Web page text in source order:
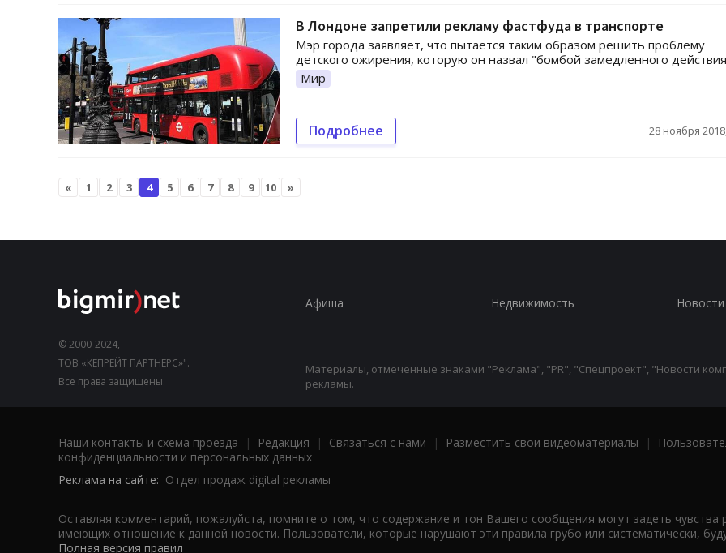
В Лондоне запретили рекламу фастфуда в транспорте
Мэр города заявляет, что пытается таким образом решить проблему
детского ожирения, которую он назвал "бомбой замедленного
Мир
Подробнее 28 ноября
« 1 2 3 4 5 6 7 8 9 10 »
© 2000-2024,
ТОВ «КЕПРЕЙТ ПАРТНЕРС»".
Все права защищены.
Афиша Недвижимость Новости
Материалы, отмеченные знаками "Реклама", "PR", "Спецпроект", "Новости
рекламы.
Наши контакты и схема проезда | Редакция | Связаться с нами | Разместить свои видеоматериалы |
конфиденциальности и персональных данных
Реклама на сайте: Отдел продаж digital рекламы
Оставляя комментарий, пожалуйста, помните о том, что содержание и тон Вашего сообщения могут задеть чувства
имеющих отношение к данной новости. Пользователи, которые нарушают эти правила грубо или систематически,
Полная версия правил